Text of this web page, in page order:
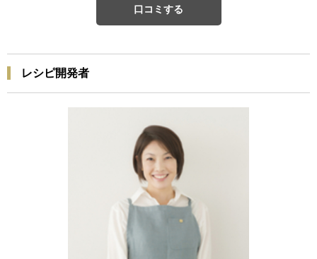
口コミする
レシピ開発者